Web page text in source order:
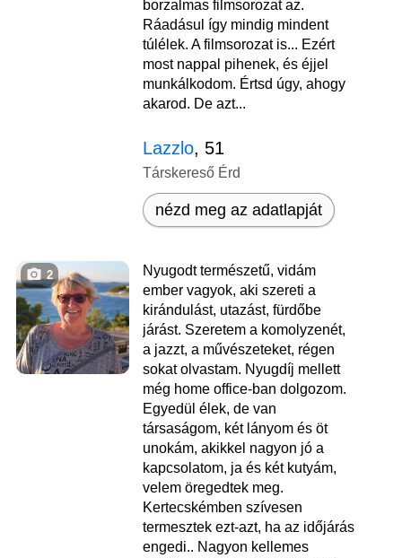
borzalmas filmsorozat az.
Ráadásul így mindig mindent
túlélek. A filmsorozat is... Ezért
most nappal pihenek, és éjjel
munkálkodom. Értsd úgy, ahogy
akarod. De azt...
Lazzlo, 51
Társkereső Érd
nézd meg az adatlapját
2
Nyugodt természetű, vidám
ember vagyok, aki szereti a
kirándulást, utazást, fürdőbe
járást. Szeretem a komolyzenét,
a jazzt, a művészeteket, régen
sokat olvastam. Nyugdíj mellett
még home office-ban dolgozom.
Egyedül élek, de van
társaságom, két lányom és öt
unokám, akikkel nagyon jó a
kapcsolatom, ja és két kutyám,
velem öregedtek meg.
Kertecskémben szívesen
termesztek ezt-azt, ha az időjárás
engedi.. Nagyon kellemes